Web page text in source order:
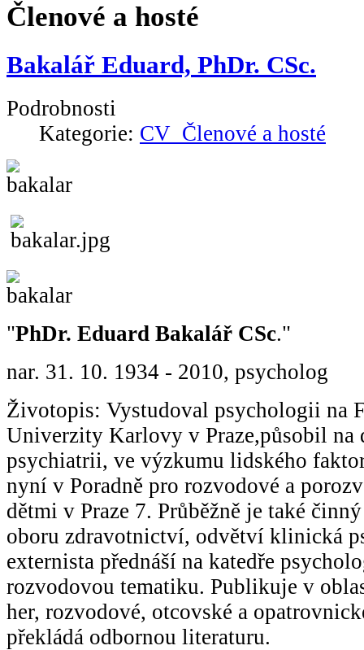
Členové a hosté
Bakalář Eduard, PhDr. CSc.
Podrobnosti
Kategorie: CV_Členové a hosté
"PhDr. Eduard Bakalář CSc."
nar. 31. 10. 1934 - 2010, psycholog
Životopis: Vystudoval psychologii na
Univerzity Karlovy v Praze,působil na
psychiatrii, ve výzkumu lidského
nyní v Poradně pro rozvodové a
dětmi v Praze 7. Průběžně je také
oboru zdravotnictví, odvětví klinická
externista přednáší na katedře
rozvodovou tematiku. Publikuje v
her, rozvodové, otcovské a
překládá odbornou literaturu.